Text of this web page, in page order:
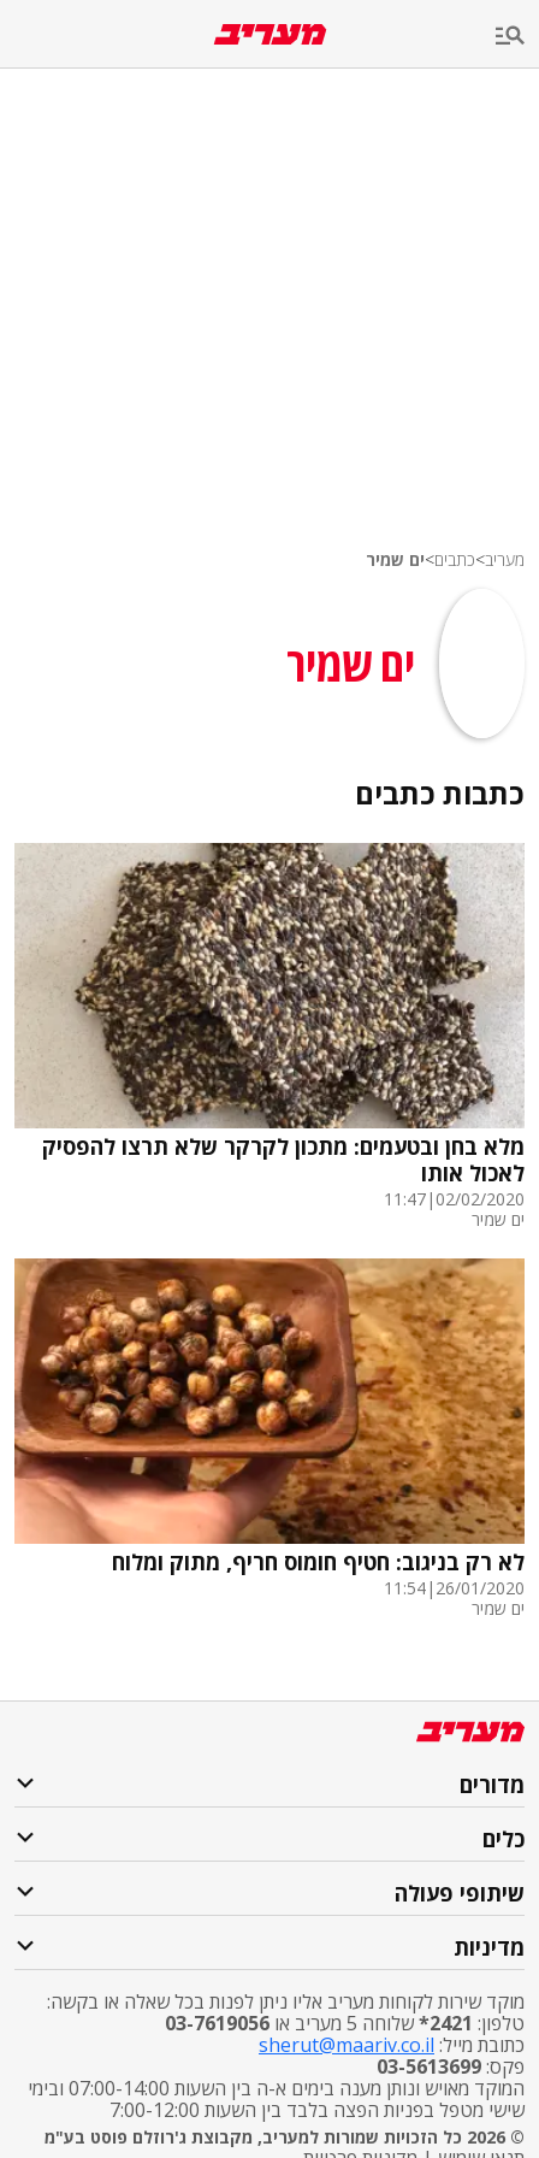
מעריב>כתבים>ים שמיר
ים שמיר
כתבות כתבים
מלא בחן ובטעמים: מתכון לקרקר שלא תרצו להפסיק
לאכול אותו
02/02/2020
|
11:47
ים שמיר
לא רק בניגוב: חטיף חומוס חריף, מתוק ומלוח
26/01/2020
|
11:54
ים שמיר
מדורים
כלים
שיתופי פעולה
מדיניות
מוקד שירות לקוחות מעריב אליו ניתן לפנות בכל שאלה או בקשה:
טלפון: 2421* שלוחה 5 מעריב או
03-7619056
כתובת מייל: sherut@maariv.co.il
פקס:03-5613699
המוקד מאויש ונותן מענה בימים א-ה בין השעות 07:00-14:00 ובימי
שישי מטפל בפניות הפצה בלבד בין השעות 7:00-12:00
© 2026 כל הזכויות שמורות למעריב, מקבוצת ג'רוזלם פוסט בע"מ